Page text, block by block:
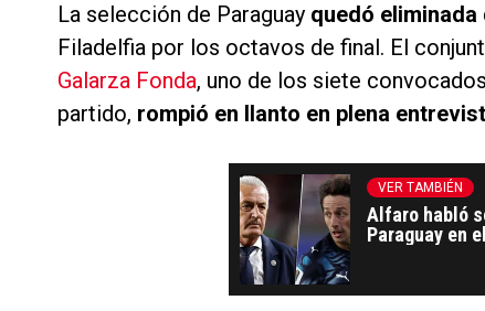
La selección de Paraguay quedó eliminada
Filadelfia por los octavos de final. El
Galarza Fonda, uno de los siete
partido, rompió en llanto en plena
VER TAMBIÉN
Alfaro habló
Paraguay en